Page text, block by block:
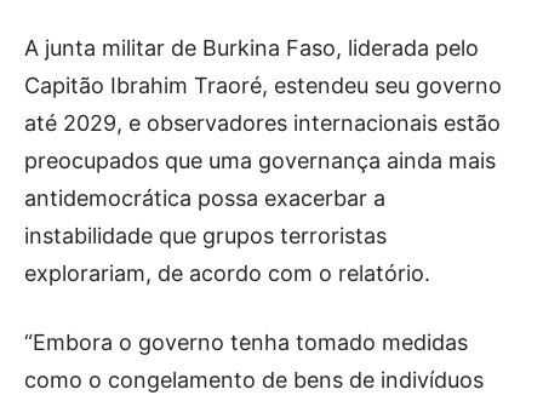
A junta militar de Burkina Faso, liderada pelo
Capitão Ibrahim Traoré, estendeu seu governo
até 2029, e observadores internacionais estão
preocupados que uma governança ainda mais
antidemocrática possa exacerbar a
instabilidade que grupos terroristas
explorariam, de acordo com o relatório.
“Embora o governo tenha tomado medidas
como o congelamento de bens de indivíduos